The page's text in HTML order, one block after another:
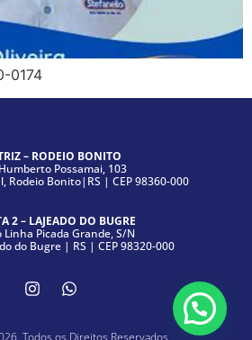
0174
– RODEIO BONITO
Possamai, 103
Rodeio Bonito|RS | CEP 98360-000
2 – LAJEADO DO BUGRE
Linha Picada Grande, S/N
do Bugre | RS | CEP 98320-000